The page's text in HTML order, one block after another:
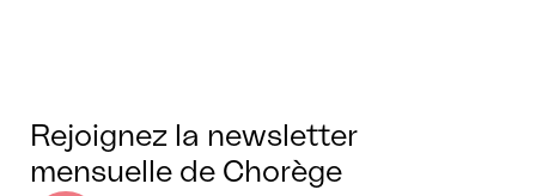
Rejoignez la newsletter
mensuelle de Chorège